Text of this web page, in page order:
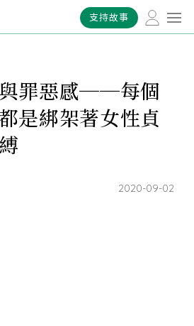
支持故事
罪惡感──每個
是綁架著女性貞
2020-09-02